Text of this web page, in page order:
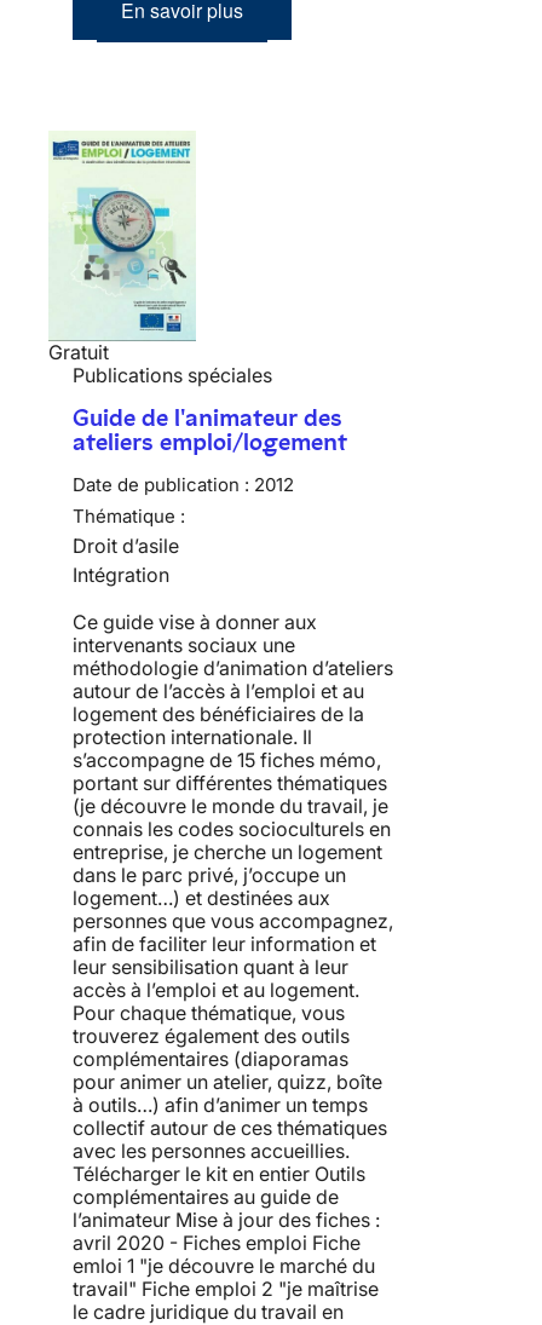
En savoir plus
Gratuit
Publications spéciales
Guide de l'animateur des
ateliers emploi/logement
Date de publication : 2012
Thématique :
Droit d’asile
Intégration
Ce guide vise à donner aux
intervenants sociaux une
méthodologie d’animation d’ateliers
autour de l’accès à l’emploi et au
logement des bénéficiaires de la
protection internationale. Il
s’accompagne de 15 fiches mémo,
portant sur différentes thématiques
(je découvre le monde du travail, je
connais les codes socioculturels en
entreprise, je cherche un logement
dans le parc privé, j’occupe un
logement…) et destinées aux
personnes que vous accompagnez,
afin de faciliter leur information et
leur sensibilisation quant à leur
accès à l’emploi et au logement.
Pour chaque thématique, vous
trouverez également des outils
complémentaires (diaporamas
pour animer un atelier, quizz, boîte
à outils…) afin d’animer un temps
collectif autour de ces thématiques
avec les personnes accueillies.
Télécharger le kit en entier Outils
complémentaires au guide de
l’animateur Mise à jour des fiches :
avril 2020 - Fiches emploi Fiche
emloi 1 "je découvre le marché du
travail" Fiche emploi 2 "je maîtrise
le cadre juridique du travail en